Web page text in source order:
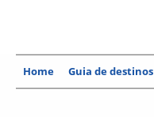
Home Guia de destinos